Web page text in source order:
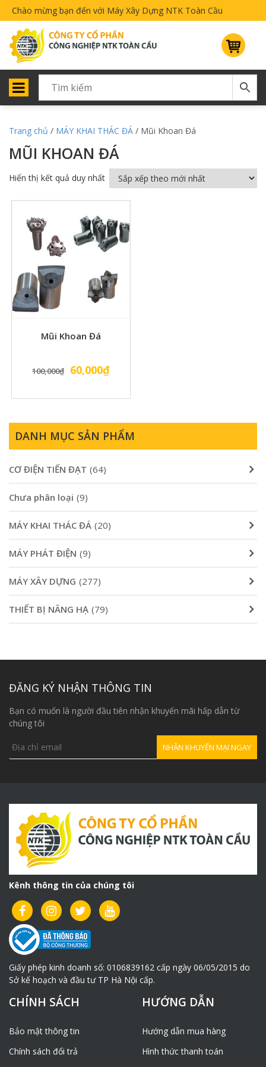
Chào mừng bạn đến với Máy Xây Dựng NTK Toàn Cầu
Trang chủ / MÁY KHAI THÁC ĐÁ / Mũi Khoan Đá
MŨI KHOAN ĐÁ
Hiển thị kết quả duy nhất
Mũi Khoan Đá
100,000₫
Giá
là:
60,000₫Giá
tại
60,000₫.
DANH MỤC SẢN PHẨM
CƠ ĐIỆN TIẾN ĐẠT (64)
Chưa phân loại (9)
MÁY KHAI THÁC ĐÁ (20)
MÁY PHÁT ĐIỆN (9)
MÁY XÂY DỰNG (277)
THIẾT BỊ NÂNG HẠ (79)
ĐĂNG KÝ NHẬN THÔNG TIN
Bạn có muốn là người đầu tiên nhận khuyến mãi hấp dẫn từ
chúng tôi
Kênh thông tin của chúng tôi
Giấy phép kinh doanh số: 0106839162 cấp ngày 06/05/2015 do
Sở kế hoạch và đầu tư TP Hà Nội cấp.
CHÍNH SÁCH
Bảo mật thông tin
Chính sách đổi trả
HƯỚNG DẪN
Hướng dẫn mua hàng
Hình thức thanh toán